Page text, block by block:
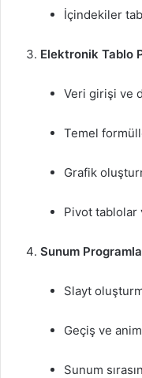
İçindekiler
Elektronik Tablo
Veri girişi ve
Temel
Grafik
Pivot tablolar
Sunum
Slayt
Geçiş ve
Sunum